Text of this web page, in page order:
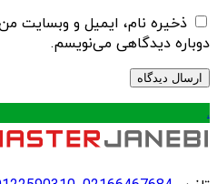
ذخیره نام، ایمیل و وبسایت
دوباره دیدگاهی می‌نویسم.
.